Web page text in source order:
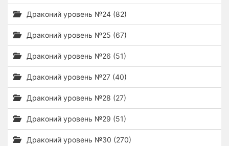
Драконий уровень №24 (82)
Драконий уровень №25 (67)
Драконий уровень №26 (51)
Драконий уровень №27 (40)
Драконий уровень №28 (27)
Драконий уровень №29 (51)
Драконий уровень №30 (270)